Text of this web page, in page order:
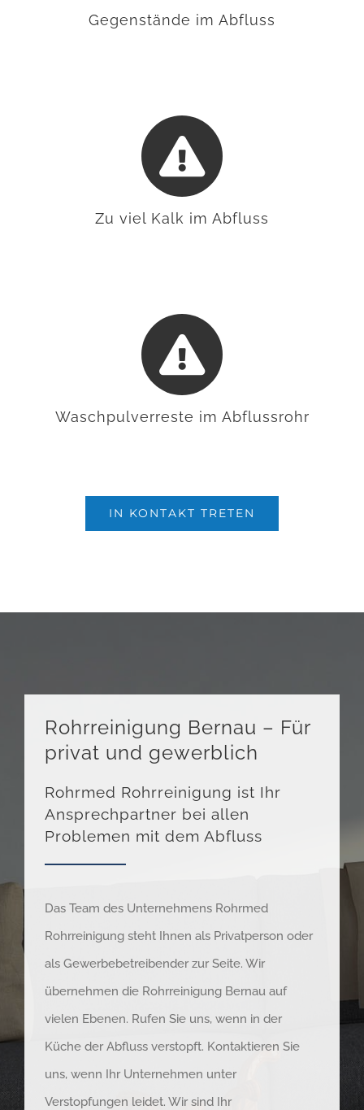
Gegenstände im Abfluss
Zu viel Kalk im Abfluss
Waschpulverreste im Abflussrohr
IN KONTAKT TRETEN
Rohrreinigung Bernau – Für
privat und gewerblich
Rohrmed Rohrreinigung ist Ihr
Ansprechpartner bei allen
Problemen mit dem Abfluss
Das Team des Unternehmens Rohrmed
Rohrreinigung steht Ihnen als Privatperson oder
als Gewerbebetreibender zur Seite. Wir
übernehmen die Rohrreinigung Bernau auf
vielen Ebenen. Rufen Sie uns, wenn in der
Küche der Abfluss verstopft. Kontaktieren Sie
uns, wenn Ihr Unternehmen unter
Verstopfungen leidet. Wir sind Ihr